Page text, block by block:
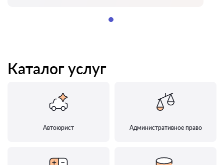
Каталог услуг
Автоюрист Административное право